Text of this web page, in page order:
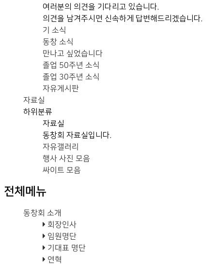
여러분의 의견을 기다리고 있습니다.
의견을 남겨주시면 신속하게 답변해드리겠습니다.
기 소식
동창 소식
만나고 싶었습니다
졸업 50주년 소식
졸업 30주년 소식
자유게시판
자료실
하위분류
자료실
동창회 자료실입니다.
자유갤러리
행사 사진 모음
싸이트 모음
전체메뉴
동창회 소개
회장인사
임원명단
기대표 명단
연혁